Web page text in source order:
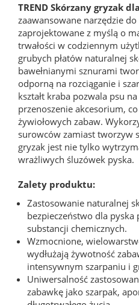
TREND Skórzany gryzak
zaawansowane narzędzie
zaprojektowane z myślą o
trwałości w codziennym
grubych płatów naturalnej
bawełnianymi sznurami
odporną na rozciąganie i
kształt kraba pozwala psu
przenoszenie akcesorium,
żywiołowych zabaw.
surowców zamiast tworzyw
gryzak jest nie tylko
wrażliwych śluzówek pyska.
Zalety produktu:
Zastosowanie naturalnej
bezpieczeństwo dla pyska
substancji chemicznych.
Wzmocnione,
wydłużają żywotność
intensywnym szarpaniu i
Uniwersalność
zabawkę jako szarpak,